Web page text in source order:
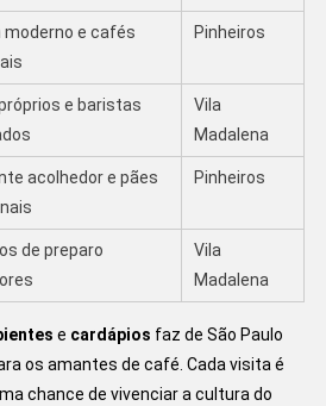
moderno e cafés
Pinheiros
e baristas
Vila
Madalena
acolhedor e pães
Pinheiros
de preparo
Vila
Madalena
e cardápios faz de São Paulo
os amantes de café. Cada visita é
chance de vivenciar a cultura do